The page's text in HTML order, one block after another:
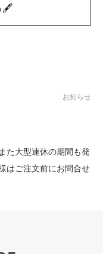
🖋
お知らせ
た大型連休の期間も発
はご注文前にお問合せ